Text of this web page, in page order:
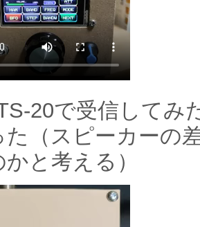
20で受信してみ
た（スピーカーの
と考える）